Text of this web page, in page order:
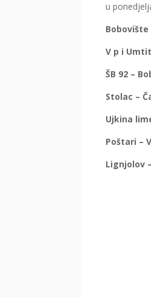
u
V p i
ŠB 92 –
Stolac –
Ujkina
Poštari –
Lignjolov